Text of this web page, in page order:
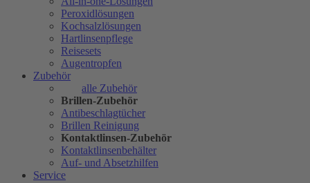
Peroxidlösungen
Kochsalzlösungen
Hartlinsenpflege
Reisesets
Augentropfen
Zubehör
alle Zubehör
Brillen-Zubehör
Antibeschlagtücher
Brillen Reinigung
Kontaktlinsen-Zubehör
Kontaktlinsenbehälter
Auf- und Absetzhilfen
Service